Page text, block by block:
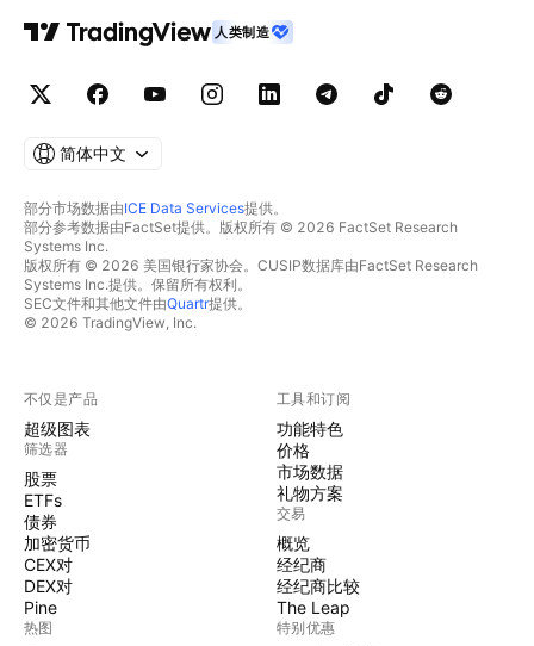
人类制造
简体中文
部分市场数据由ICE Data Services提供。
部分参考数据由FactSet提供。版权所有 © 2026 FactSet Research
Systems Inc.
版权所有 © 2026 美国银行家协会。CUSIP数据库由FactSet Research
Systems Inc.提供。保留所有权利。
SEC文件和其他文件由Quartr提供。
© 2026 TradingView, Inc.
不仅是产品
超级图表
筛选器
股票
ETFs
债券
加密货币
CEX对
DEX对
Pine
热图
工具和订阅
功能特色
价格
市场数据
礼物方案
交易
概览
经纪商
经纪商比较
The Leap
特别优惠